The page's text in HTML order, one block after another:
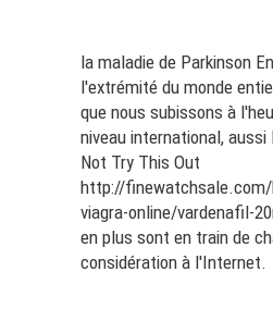
la maladie de Parkinson
l'extrémité du monde
que nous subissons à
niveau international,
Not Try This Out
http://
viagra-online/vardenafil-
en plus sont en train de
considération à l'Internet.